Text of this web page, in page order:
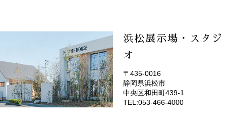
浜松展示場・スタジ
オ
(EMOTOP浜松)
〒435-0016
静岡県浜松市
中央区和田町439-1
TEL:053-466-4000